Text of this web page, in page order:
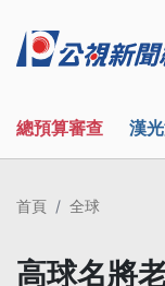
總預算審查 漢
首頁 全球
高球名將